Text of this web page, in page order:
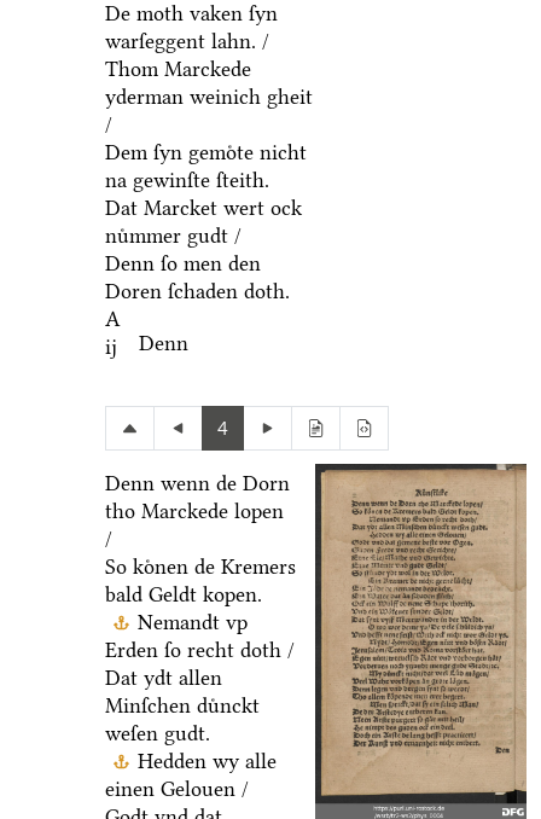
De moth vaken ſyn
warſeggent lahn. /
Thom Marckede
yderman weinich gheit
/
Dem ſyn gemoͤte nicht
na gewinſte ſteith.
Dat Marcket wert ock
nuͤmmer gudt /
Denn ſo men den
Doren ſchaden doth.
A
ij
Denn
4
Denn wenn de Dorn
tho Marckede lopen
/
So koͤnen de Kremers
bald Geldt kopen.
Nemandt vp
Erden ſo recht doth /
Dat ydt allen
Minſchen duͤnckt
weſen gudt.
Hedden wy alle
einen Gelouen /